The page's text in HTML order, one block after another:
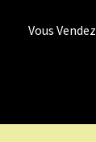
Vous Vendez